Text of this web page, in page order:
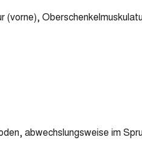
abwechslungsweise im